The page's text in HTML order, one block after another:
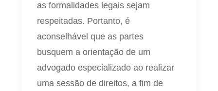
as formalidades legais sejam
respeitadas. Portanto, é
aconselhável que as partes
busquem a orientação de um
advogado especializado ao realizar
uma sessão de direitos, a fim de